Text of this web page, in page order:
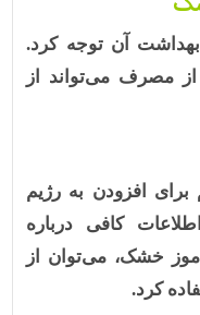
آن توجه کرد.
مصرف می‌تواند از
افزودن به رژیم
کافی درباره
خشک، می‌توان از
کرد.